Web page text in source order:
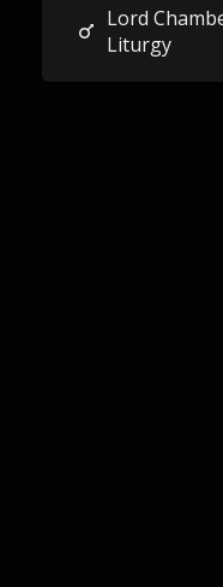
Lord
Liturgy